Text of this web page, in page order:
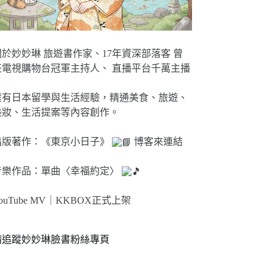
妙妙琳 旅遊書作家、17年資深部落客 曾
電視購物台冠軍主持人、 直播平台千萬主播
日本留學與生活經驗，精通美食、旅遊、
、生活提案等內容創作。
著作：《東京小日子》 博客來連結
作品：單曲〈幸福約定〉
MV｜KKBOX正式上架
追蹤妙妙琳臉書粉絲專頁